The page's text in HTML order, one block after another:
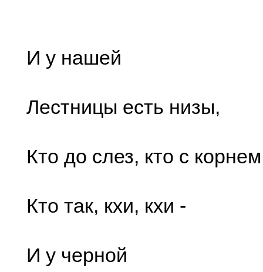
И у нашей
Лестницы есть низы,
Кто до слез, кто с
Кто так, кхи, кхи -
И у черной